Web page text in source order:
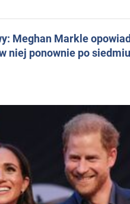
Meghan Markle
niej ponownie po